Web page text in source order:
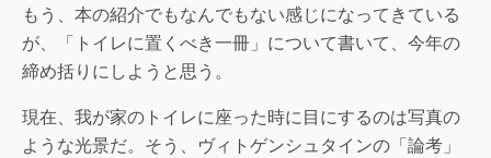
もう、本の紹介でもなんでもない感じになってきている
が、「トイレに置くべき一冊」について書いて、今年の
締め括りにしようと思う。
現在、我が家のトイレに座った時に目にするのは写真の
ような光景だ。そう、ヴィトゲンシュタインの「論考」